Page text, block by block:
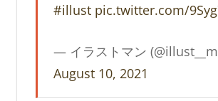
#illust pic.twitter.com/
— イラストマン
August 10, 2021